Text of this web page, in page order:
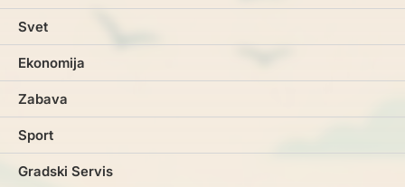
Svet
Ekonomija
Zabava
Sport
Gradski Servis